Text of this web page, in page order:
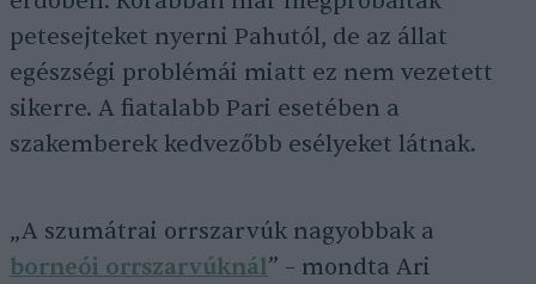
petesejteket nyerni Pahutól, de az állat
egészségi problémái miatt ez nem vezetett
sikerre. A fiatalabb Pari esetében a
szakemberek kedvezőbb esélyeket látnak.
„A szumátrai orrszarvúk nagyobbak a
borneói orrszarvúknál” – mondta Ari